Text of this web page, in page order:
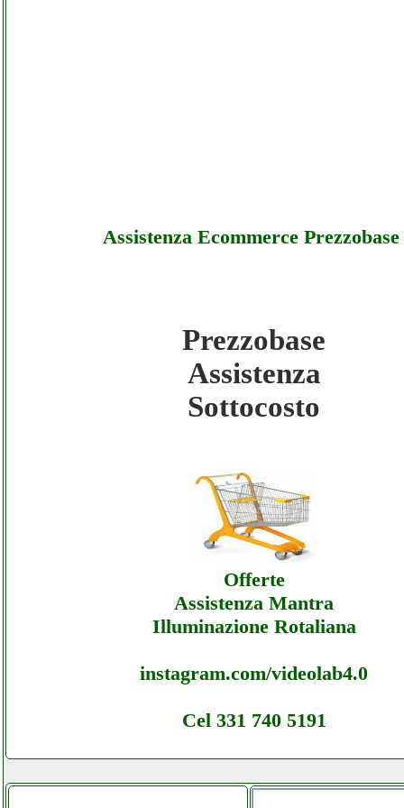
Assistenza Ecommerce Prezzobase
Prezzobase - Assistenza Ecommerce
Prezzobase - Assistenza Ecommerce
Prezzobase
Assistenza
Sottocosto
Offerte
Assistenza Mantra
Illuminazione Rotaliana
instagram.com/videolab4.0
Cel 331 740 5191